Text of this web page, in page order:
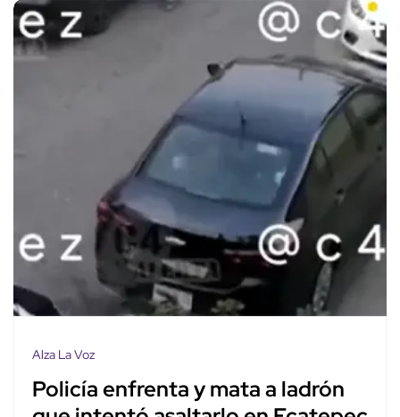
Alza La Voz
Policía enfrenta y mata a ladrón